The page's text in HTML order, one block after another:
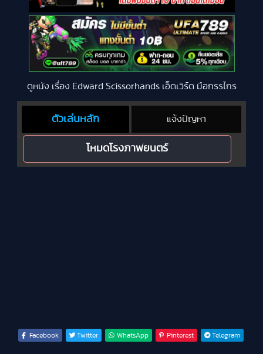
ดูหนัง เรื่อง Edward Scissorhands เอ็ดเวิร์ด มือกรรไกร
ตัวเล่นหลัก แจ้งปัญหา
โหมดโรงภาพยนตร์
Facebook Twitter WhatsApp Pinterest Telegram